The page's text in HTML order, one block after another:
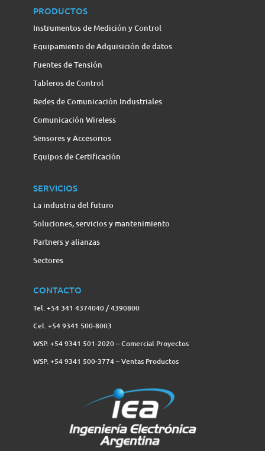
PRODUCTOS
Instrumentos de Medición y Control
Equipamiento de Adquisición de datos
Fuentes de Tensión
Tableros de Control
Redes de Comunicación Industriales
Comunicación Wireless
Sensores y Accesorios
Equipos de Certificación
SERVICIOS
La industria del futuro
Soluciones, servicios y mantenimiento
Partners y alianzas
Sectores
CONTACTO
Tel. +54 341 4374040 / 4390800
Cel. +54 9341 500-8003
WSP. +54 9341 501-2020 – Comercial Proyectos
WSP. +54 9341 500-3774‬ – Ventas Productos